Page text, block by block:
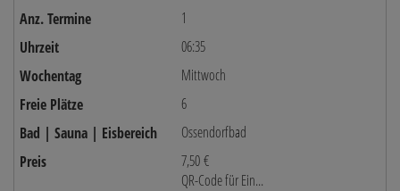
1
06:35
Mittwoch
6
Ossendorfbad
7,50 €
QR-Code für Ein...